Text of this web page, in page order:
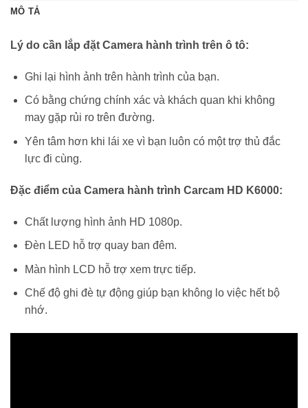
MÔ TẢ
Lý do cần lắp đặt Camera hành trình trên ô tô:
Ghi lại hình ảnh trên hành trình của bạn.
Có bằng chứng chính xác và khách quan khi không
may gặp rủi ro trên đường.
Yên tâm hơn khi lái xe vì bạn luôn có một trợ thủ đắc
lực đi cùng.
Đặc điểm của Camera hành trình Carcam HD K6000:
Chất lượng hình ảnh HD 1080p.
Đèn LED hỗ trợ quay ban đêm.
Màn hình LCD hỗ trợ xem trực tiếp.
Chế độ ghi đè tự động giúp bạn không lo việc hết bộ
nhớ.